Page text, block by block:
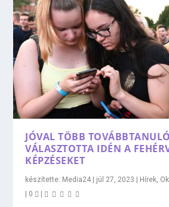
JÓVAL TÖBB TOVÁBBTANULÓ
VÁLASZTOTTA IDÉN A
KÉPZÉSEKET
készítette: Media24 | júl 27, 2023 | Hírek
| 0 |